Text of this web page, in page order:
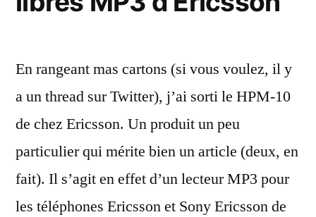
10
En rangeant mas cartons (si vous voulez, il y
a un thread sur Twitter), j’ai sorti le HPM-10
de chez Ericsson. Un produit un peu
particulier qui mérite bien un article (deux, en
fait). Il s’agit en effet d’un lecteur MP3 pour
les téléphones Ericsson et Sony Ericsson de